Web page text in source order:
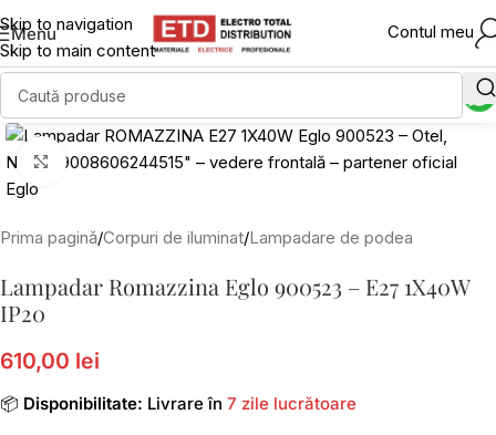
Skip to navigation
Skip to main content
Menu Contul meu
Click to enlarge
Prima pagină/Corpuri de iluminat/Lampadare de podea
Lampadar Romazzina Eglo 900523 – E27 1X40W
IP20
610,00 lei
📦 Disponibilitate: Livrare în 7 zile lucrătoare